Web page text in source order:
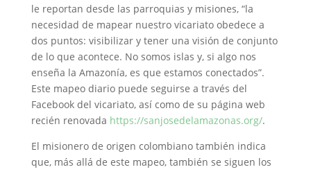
le reportan desde las parroquias y misiones, “la
necesidad de mapear nuestro vicariato obedece a
dos puntos: visibilizar y tener una visión de conjunto
de lo que acontece. No somos islas y, si algo nos
enseña la Amazonía, es que estamos conectados”.
Este mapeo diario puede seguirse a través del
Facebook del vicariato, así como de su página web
recién renovada https://sanjosedelamazonas.org/.
El misionero de origen colombiano también indica
que, más allá de este mapeo, también se siguen los